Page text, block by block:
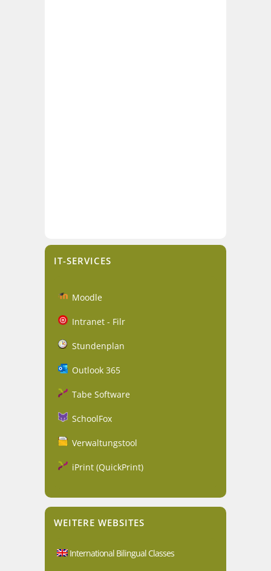
IT-SERVICES
Moodle
Intranet - Filr
Stundenplan
Outlook 365
Tabe Software
SchoolFox
Verwaltungstool
iPrint (QuickPrint)
WEITERE WEBSITES
International Bilingual Classes